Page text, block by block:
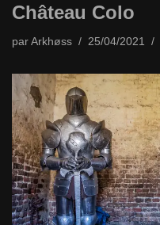
Château Colo
par Arkhøss 25/04/2021